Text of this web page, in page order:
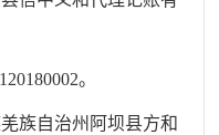
。
族自治州阿坝县方和